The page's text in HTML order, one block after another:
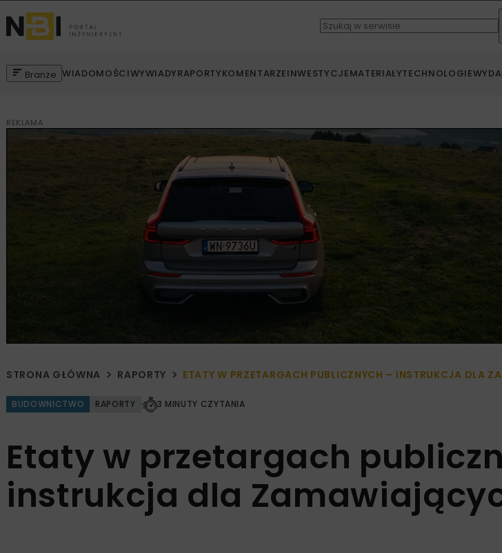
Branże WIADOMOŚCIWYWIADYRAPORTYKOMENTARZEINWESTYCJEMATERIAŁYTECHNOLOGIE
REKLAMA
STRONA GŁÓWNA RAPORTY ETATY W PRZETARGACH PUBLICZNYCH – INSTRUKCJA DLA
BUDOWNICTWO RAPORTY 3 MINUTY CZYTANIA
Etaty w przetargach
instrukcja dla